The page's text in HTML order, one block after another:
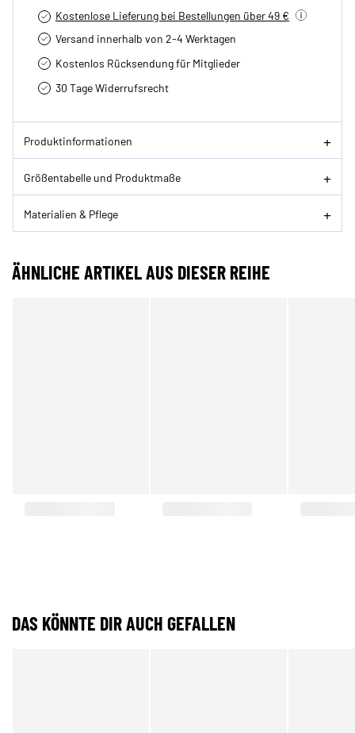
Kostenlose Lieferung bei Bestellungen über 49 €
Versand innerhalb von 2-4 Werktagen
Kostenlos Rücksendung für Mitglieder
30 Tage Widerrufsrecht
Produktinformationen
Größentabelle und Produktmaße
Materialien & Pflege
ÄHNLICHE ARTIKEL AUS DIESER REIHE
DAS KÖNNTE DIR AUCH GEFALLEN